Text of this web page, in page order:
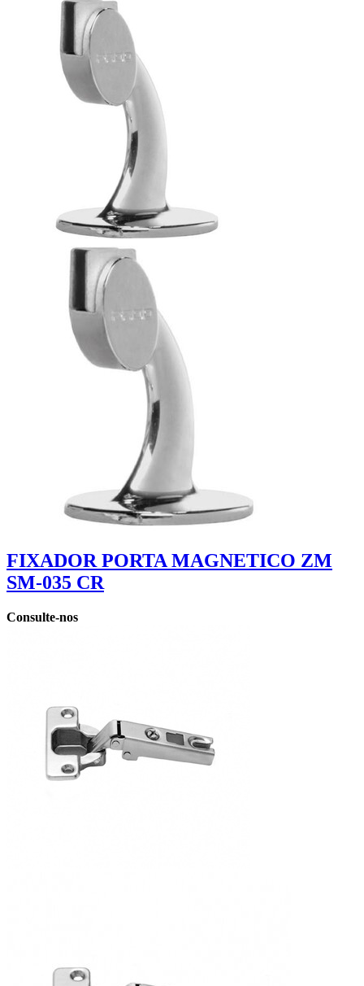
FIXADOR PORTA MAGNETICO ZM
SM-035 CR
Consulte-nos